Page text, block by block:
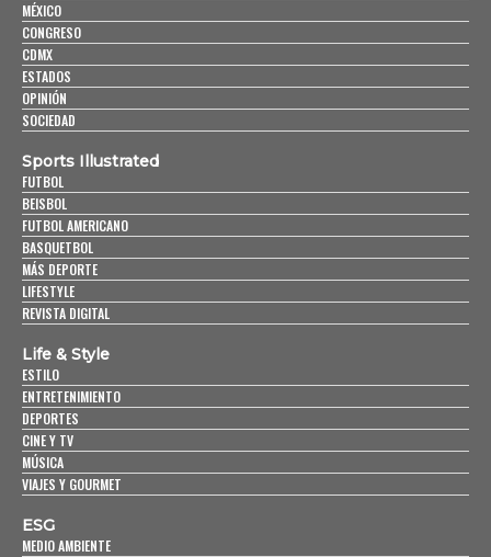
MÉXICO
CONGRESO
CDMX
ESTADOS
OPINIÓN
SOCIEDAD
Sports Illustrated
FUTBOL
BEISBOL
FUTBOL AMERICANO
BASQUETBOL
MÁS DEPORTE
LIFESTYLE
REVISTA DIGITAL
Life & Style
ESTILO
ENTRETENIMIENTO
DEPORTES
CINE Y TV
MÚSICA
VIAJES Y GOURMET
ESG
MEDIO AMBIENTE